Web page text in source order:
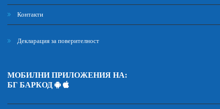
Контакти
Декларация за поверителност
МОБИЛНИ ПРИЛОЖЕНИЯ НА:
БГ БАРКОД